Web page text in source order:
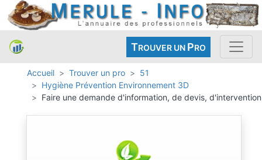
TROUVER UN PRO
Accueil Trouver un pro
51
Hygiène Prévention Environnement 3D
Faire une demande d'information, de devis, d'intervention